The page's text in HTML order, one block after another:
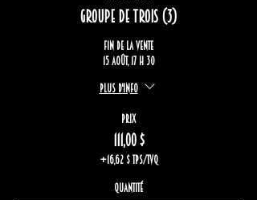
Groupe de trois (3)
Fin de la vente
15 août, 17 h 30
Plus d'info
Prix
111,00 $
+16,62 $ TPS/TVQ
Quantité